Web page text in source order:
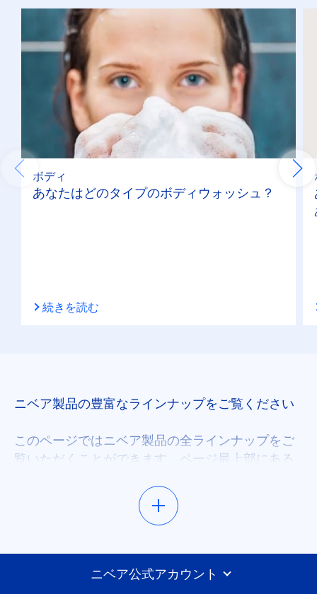
リップケアジャー
リップケアスティック
ウォッシュ
カラー
保湿
肌タイプ
くすんだ疲れた肌
ボディ
あなたはどのタイプのボディウォッシュ？
続きを読む
ニベア製品の豊富なラインナップをご覧ください
このページではニベア製品の全ラインナップをご
覧いただくことができます。ページ最上部にある
キンケアニーズやお探しの製品タイプに合った製
品をお選びいただけます。
ニベアの最新情報や毎日のスキンケアに役立つ情
報をご覧くださいニベア公式アカウント